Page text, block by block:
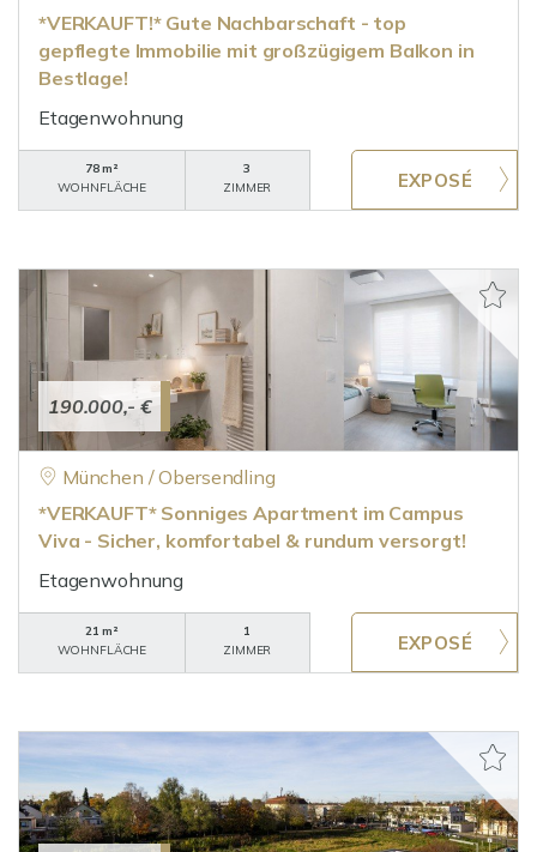
*VERKAUFT!* Gute Nachbarschaft - top
gepflegte Immobilie mit großzügigem Balkon in
Bestlage!
Etagenwohnung
78 m²
WOHNFLÄCHE
3
ZIMMER
190.000,- €
München / Obersendling
*VERKAUFT* Sonniges Apartment im Campus
Viva - Sicher, komfortabel & rundum versorgt!
Etagenwohnung
21 m²
WOHNFLÄCHE
1
ZIMMER